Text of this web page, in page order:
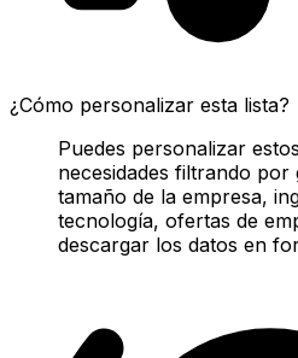
¿Cómo personalizar esta lista?
Puedes personalizar
necesidades filtrando por
tamaño de la empresa,
tecnología, ofertas de
descargar los datos en